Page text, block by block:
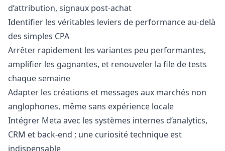
d’attribution, signaux post-achat
Identifier les véritables leviers de performance au-delà
des simples CPA
Arrêter rapidement les variantes peu performantes,
amplifier les gagnantes, et renouveler la file de tests
chaque semaine
Adapter les créations et messages aux marchés non
anglophones, même sans expérience locale
Intégrer Meta avec les systèmes internes d’analytics,
CRM et back-end ; une curiosité technique est
indispensable